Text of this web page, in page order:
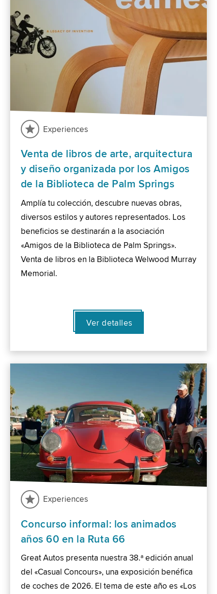
Experiences
Venta de libros de arte, arquitectura
y diseño organizada por los Amigos
de la Biblioteca de Palm Springs
Amplía tu colección, descubre nuevas obras,
diversos estilos y autores representados. Los
beneficios se destinarán a la asociación
«Amigos de la Biblioteca de Palm Springs».
Venta de libros en la Biblioteca Welwood Murray
Memorial.
Ver detalles
Experiences
Concurso informal: los animados
años 60 en la Ruta 66
Great Autos presenta nuestra 38.ª edición anual
del «Casual Concours», una exposición benéfica
de coches de 2026. El tema de este año es «Los